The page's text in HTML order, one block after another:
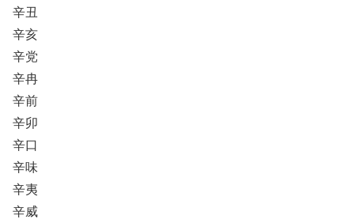
辛丑
辛亥
辛党
辛冉
辛前
辛卯
辛口
辛味
辛夷
辛威